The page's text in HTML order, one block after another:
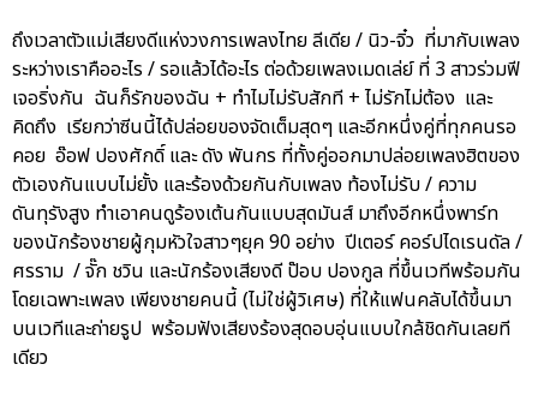
ถึงเวลาตัวแม่เสียงดีแห่งวงการเพลงไทย ลีเดีย / นิว-จิ๋ว ที่มากับเพลง
ระหว่างเราคืออะไร / รอแล้วได้อะไร ต่อด้วยเพลงเมดเล่ย์ ที่ 3 สาวร่วมฟี
เจอริ่งกัน ฉันก็รักของฉัน + ทำไมไม่รับสักที + ไม่รักไม่ต้อง และ
คิดถึง เรียกว่าซีนนี้ได้ปล่อยของจัดเต็มสุดๆ และอีกหนึ่งคู่ที่ทุกคนรอ
คอย อ๊อฟ ปองศักดิ์ และ ดัง พันกร ที่ทั้งคู่ออกมาปล่อยเพลงฮิตของ
ตัวเองกันแบบไม่ยั้ง และร้องด้วยกันกับเพลง ท้องไม่รับ / ความ
ดันทุรังสูง ทำเอาคนดูร้องเต้นกันแบบสุดมันส์ มาถึงอีกหนึ่งพาร์ท
ของนักร้องชายผู้กุมหัวใจสาวๆยุค 90 อย่าง ปีเตอร์ คอร์ปไดเรนดัล /
ศรราม / จั๊ก ชวิน และนักร้องเสียงดี ป๊อบ ปองกูล ที่ขึ้นเวทีพร้อมกัน
โดยเฉพาะเพลง เพียงชายคนนี้ (ไม่ใช่ผู้วิเศษ) ที่ให้แฟนคลับได้ขึ้นมา
บนเวทีและถ่ายรูป พร้อมฟังเสียงร้องสุดอบอุ่นแบบใกล้ชิดกันเลยที
เดียว